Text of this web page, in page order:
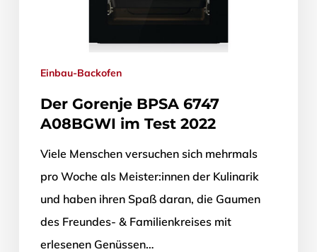
Einbau-Backofen
Der Gorenje BPSA 6747
A08BGWI im Test 2022
Viele Menschen versuchen sich mehrmals
pro Woche als Meister:innen der Kulinarik
und haben ihren Spaß daran, die Gaumen
des Freundes- & Familienkreises mit
erlesenen Genüssen…